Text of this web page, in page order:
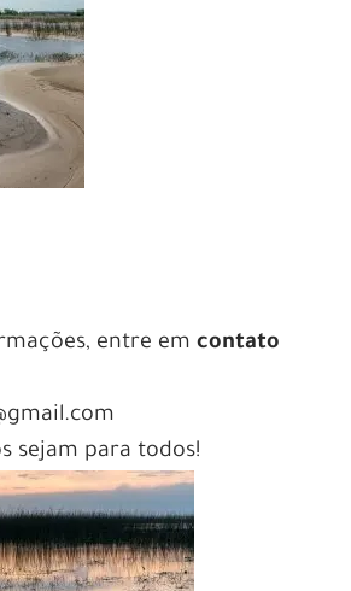
entre em contato
sejam para todos!